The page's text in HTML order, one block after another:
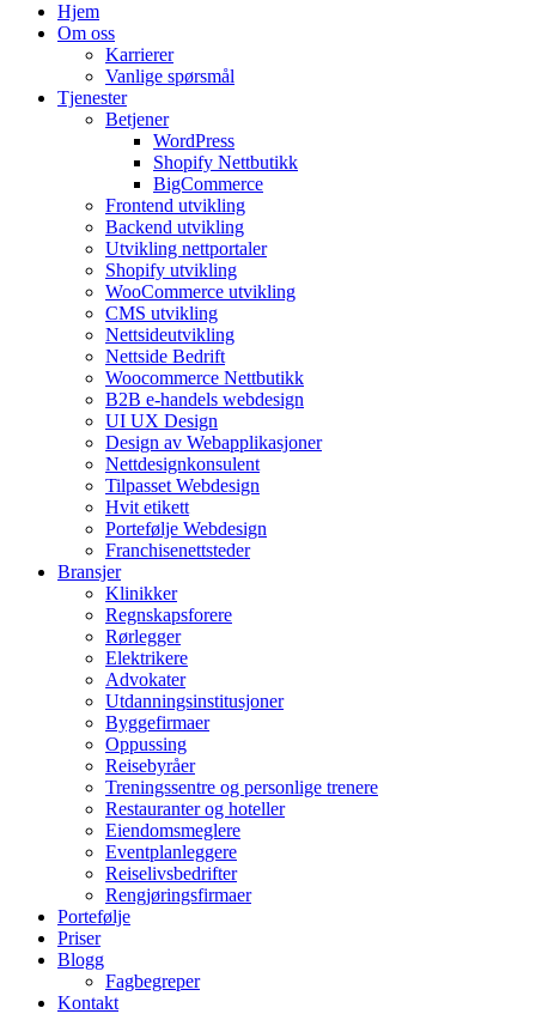
Hjem
Om oss
Karrierer
Vanlige spørsmål
Tjenester
Betjener
WordPress
Shopify Nettbutikk
BigCommerce
Frontend utvikling
Backend utvikling
Utvikling nettportaler
Shopify utvikling
WooCommerce utvikling
CMS utvikling
Nettsideutvikling
Nettside Bedrift
Woocommerce Nettbutikk
B2B e-handels webdesign
UI UX Design
Design av Webapplikasjoner
Nettdesignkonsulent
Tilpasset Webdesign
Hvit etikett
Portefølje Webdesign
Franchisenettsteder
Bransjer
Klinikker
Regnskapsforere
Rørlegger
Elektrikere
Advokater
Utdanningsinstitusjoner
Byggefirmaer
Oppussing
Reisebyråer
Treningssentre og personlige trenere
Restauranter og hoteller
Eiendomsmeglere
Eventplanleggere
Reiselivsbedrifter
Rengjøringsfirmaer
Portefølje
Priser
Blogg
Fagbegreper
Kontakt